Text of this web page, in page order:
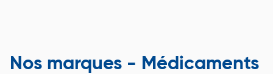
Nos marques - Médicaments